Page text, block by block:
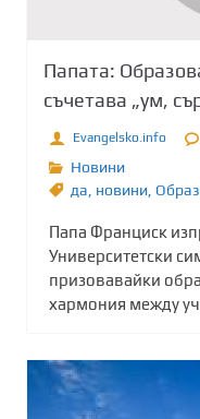
Папата:
съчетава „ум,
Evangelsko.info
Новини
да новини
Папа Франциск
Университетски
призовавайки
хармония между